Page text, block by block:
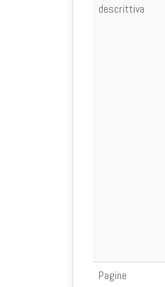
descrittiva
Pagine